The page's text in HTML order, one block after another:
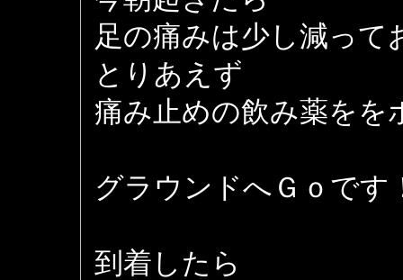
足の痛みは少し減って
とりあえず
痛み止めの飲み薬をを
グラウンドへＧｏです
到着したら